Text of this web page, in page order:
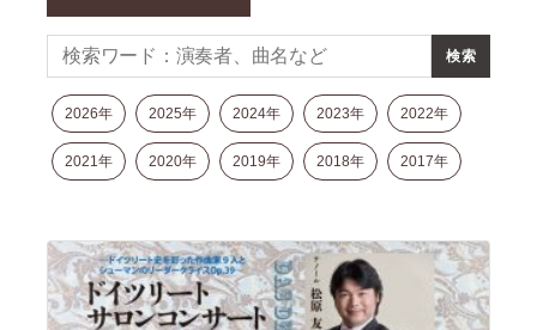
音
楽
サ
ロ
ン
2026年 2025年 2024年 2023年 2022年
2021年 2020年 2019年 2018年 2017年